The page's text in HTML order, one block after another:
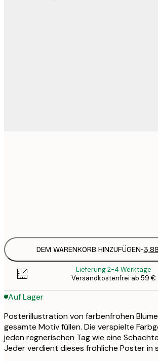
DEM WARENKORB HINZUFÜGEN-
Lieferung 2-4 Werktage
Versandkostenfrei ab 59 €
Auf Lager
Posterillustration von farbenfrohen
gesamte Motiv füllen. Die verspielte
jeden regnerischen Tag wie eine
Jeder verdient dieses fröhliche Poster in